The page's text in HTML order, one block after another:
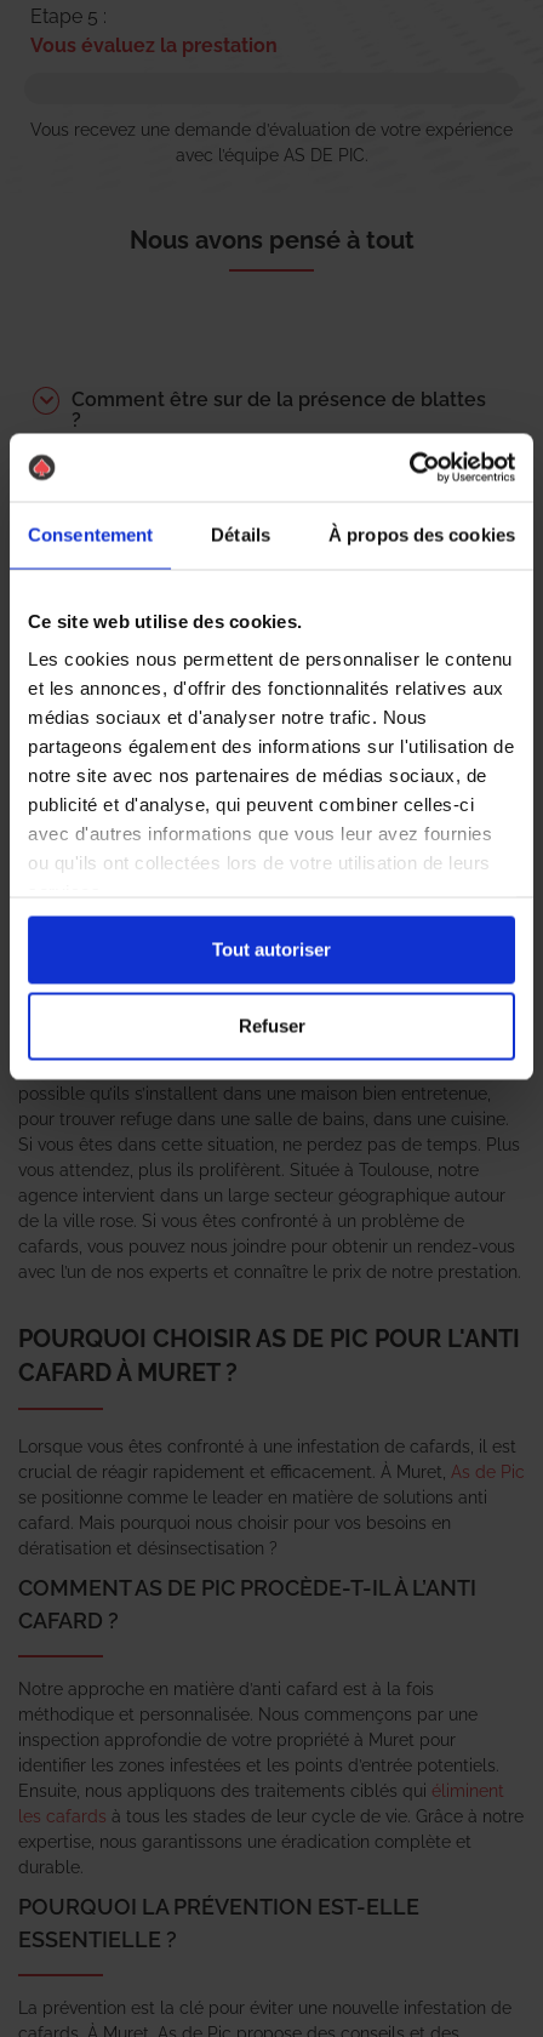
Consentement Détails À propos des cookies
Ce site web utilise des cookies.
Les cookies nous permettent de personnaliser le contenu
et les annonces, d'offrir des fonctionnalités relatives aux
médias sociaux et d'analyser notre trafic. Nous
partageons également des informations sur l'utilisation de
notre site avec nos partenaires de médias sociaux, de
publicité et d'analyse, qui peuvent combiner celles-ci
avec d'autres informations que vous leur avez fournies
ou qu'ils ont collectées lors de votre utilisation de leurs
Tout autoriser
Refuser
Etape 5 :
Vous évaluez la prestation
Vous recevez une demande d’évaluation de votre expérience
avec l’équipe AS DE PIC.
Nous avons pensé à tout
Comment être sur de la présence de blattes
?
Comment se déroule une action anti-blatte
Comment est calculé le prix d’une
Qui paie les frais de désinsectisation ?
Locataire / propriétaire ?
Où peut on trouver les blattes ? Comment
les détecter ?
Pourquoi cette odeur caractéristique ?
Performance du traitement
Quels sont les délais d’intervention ?
manque d’hygiène. Pourtant, leur présence ne signifie pas
forcément le mauvais entretien d’un logement, d’un commerce.
possible qu’ils s’installent dans une maison bien entretenue,
pour trouver refuge dans une salle de bains, dans une cuisine.
Si vous êtes dans cette situation, ne perdez pas de temps. Plus
vous attendez, plus ils prolifèrent. Située à Toulouse, notre
agence intervient dans un large secteur géographique autour
de la ville rose. Si vous êtes confronté à un problème de
cafards, vous pouvez nous joindre pour obtenir un rendez-vous
avec l’un de nos experts et connaître le prix de notre prestation.
POURQUOI CHOISIR AS DE PIC POUR L'ANTI
CAFARD À MURET ?
Lorsque vous êtes confronté à une infestation de cafards, il est
crucial de réagir rapidement et efficacement. À Muret, As de Pic
se positionne comme le leader en matière de solutions anti
cafard. Mais pourquoi nous choisir pour vos besoins en
dératisation et désinsectisation ?
COMMENT AS DE PIC PROCÈDE-T-IL À L’ANTI
CAFARD ?
Notre approche en matière d’anti cafard est à la fois
méthodique et personnalisée. Nous commençons par une
inspection approfondie de votre propriété à Muret pour
identifier les zones infestées et les points d’entrée potentiels.
Ensuite, nous appliquons des traitements ciblés qui éliminent
les cafards à tous les stades de leur cycle de vie. Grâce à notre
expertise, nous garantissons une éradication complète et
durable.
POURQUOI LA PRÉVENTION EST-ELLE
ESSENTIELLE ?
La prévention est la clé pour éviter une nouvelle infestation de
cafards. À Muret, As de Pic propose des conseils et des